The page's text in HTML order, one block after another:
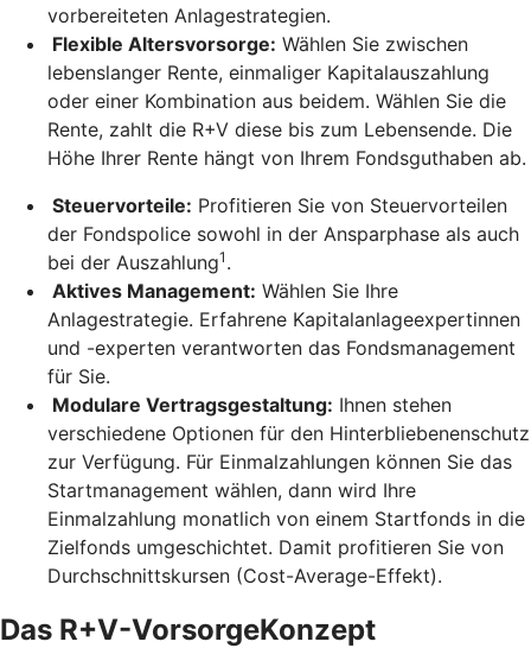
vorbereiteten Anlagestrategien.
Flexible Altersvorsorge: Wählen Sie zwischen
lebenslanger Rente, einmaliger Kapitalauszahlung
oder einer Kombination aus beidem. Wählen Sie die
Rente, zahlt die R+V diese bis zum Lebensende. Die
Höhe Ihrer Rente hängt von Ihrem Fondsguthaben ab.
Steuervorteile: Profitieren Sie von Steuervorteilen
der Fondspolice sowohl in der Ansparphase als auch
bei der Auszahlung1 .
Aktives Management: Wählen Sie Ihre
Anlagestrategie. Erfahrene Kapitalanlageexpertinnen
und -experten verantworten das Fondsmanagement
für Sie.
Modulare Vertragsgestaltung: Ihnen stehen
verschiedene Optionen für den Hinterbliebenenschutz
zur Verfügung. Für Einmalzahlungen können Sie das
Startmanagement wählen, dann wird Ihre
Einmalzahlung monatlich von einem Startfonds in die
Zielfonds umgeschichtet. Damit profitieren Sie von
Durchschnittskursen (Cost-Average-Effekt).
Das R+V-VorsorgeKonzept